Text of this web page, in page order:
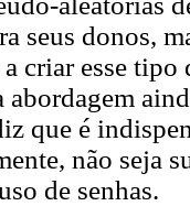
seus donos,
criar esse tipo
abordagem
que é
não seja
de senhas.